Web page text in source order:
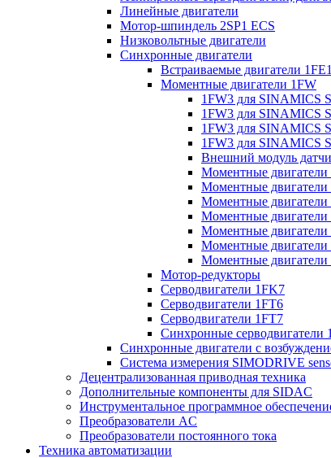
Линейные двигатели
Мотор-шпиндель 2SP1 ECS
Низковольтные двигатели
Синхронные двигатели
Встраиваемые двигатели 1FE1
Моментные двигатели 1FW
1FW3 для SINAMICS
1FW3 для SINAMICS
1FW3 для SINAMICS
1FW3 для SINAMICS
Внешний модуль
Моментные двигатели
Моментные двигатели
Моментные двигатели
Моментные двигатели
Моментные двигатели
Моментные двигатели
Моментные двигатели
Мотор-редукторы
Серводвигатели 1FK7
Серводвигатели 1FT6
Серводвигатели 1FT7
Синхронные серводвигатели
Синхронные двигатели с
Система измерения SIMODRIVE
Децентрализованная приводная техника
Дополнительные компоненты для SIDAC
Инструментальное программное
Преобразователи AC
Преобразователи постоянного тока
Техника автоматизации